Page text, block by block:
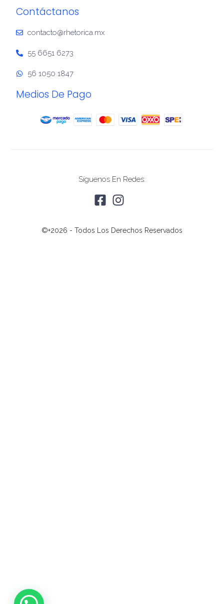
Contáctanos
contacto@rhetorica.mx
55 6651 6273
56 1050 1847
Medios De Pago
Síguenos En Redes:
©+2026 - Todos Los Derechos Reservados